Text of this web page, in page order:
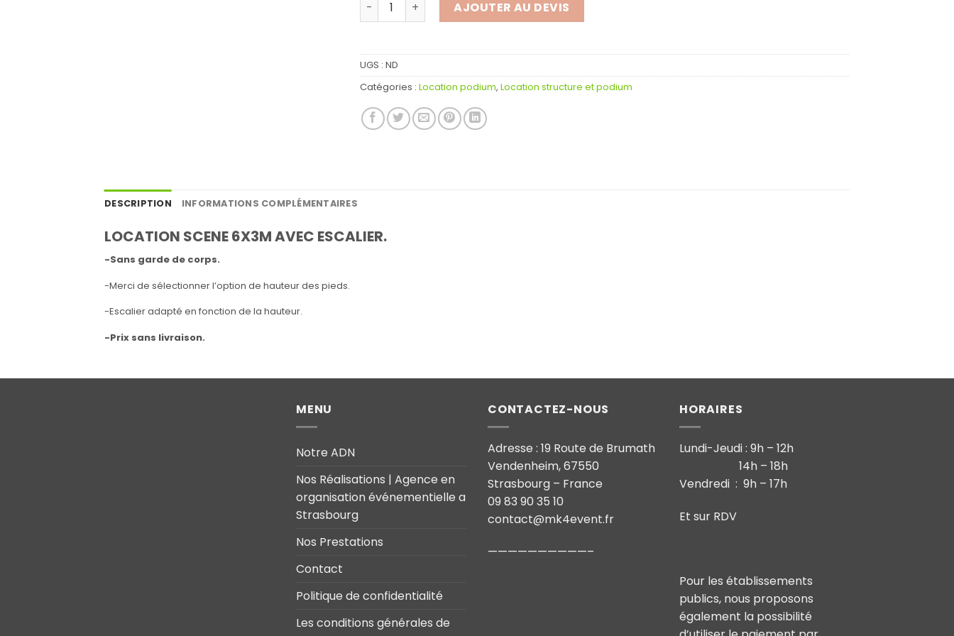
AJOUTER AU DEVIS
UGS : ND
Catégories : Location podium, Location structure et podium
DESCRIPTION INFORMATIONS COMPLÉMENTAIRES
LOCATION SCENE 6X3M AVEC ESCALIER.
-Sans garde de corps.
-Merci de sélectionner l’option de hauteur des pieds.
-Escalier adapté en fonction de la hauteur.
-Prix sans livraison.
MENU
Notre ADN
Nos Réalisations | Agence en
organisation événementielle a
Strasbourg
Nos Prestations
Contact
Politique de confidentialité
Les conditions générales de
CONTACTEZ-NOUS
Adresse : 19 Route de Brumath
Vendenheim, 67550
Strasbourg – France
09 83 90 35 10
contact@mk4event.fr
——————————–
HORAIRES
Lundi-Jeudi : 9h – 12h
14h – 18h
Vendredi : 9h – 17h
Et sur RDV
Pour les établissements
publics, nous proposons
également la possibilité